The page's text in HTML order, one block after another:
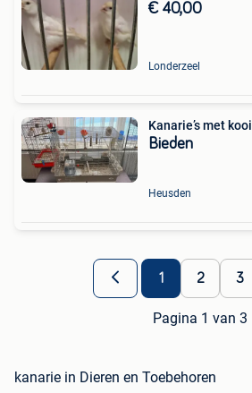
€ 40,00
Londerzeel
Kanarie’s met kooi
Bieden
Heusden
1 2 3
Pagina 1 van 3
kanarie in Dieren en Toebehoren